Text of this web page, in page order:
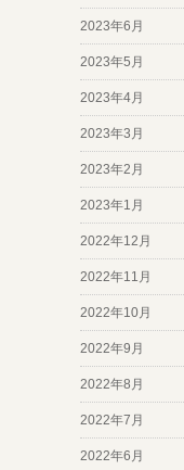
2023年6月
2023年5月
2023年4月
2023年3月
2023年2月
2023年1月
2022年12月
2022年11月
2022年10月
2022年9月
2022年8月
2022年7月
2022年6月